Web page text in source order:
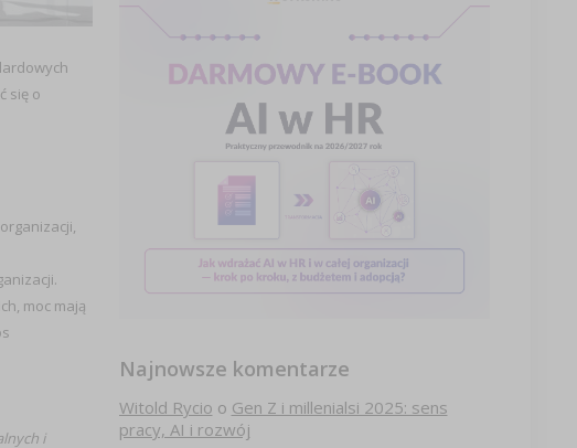
się o
moc mają
i
Najnowsze komentarze
Witold Rycio o Gen Z i millenialsi 2025: sens
pracy, AI i rozwój